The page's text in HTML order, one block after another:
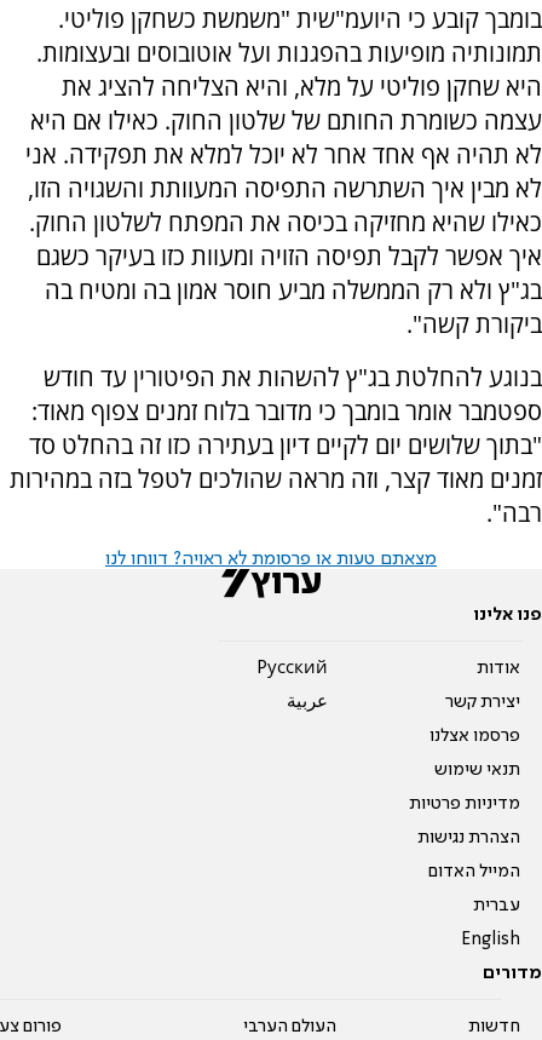
בומבך קובע כי היועמ"שית "משמשת כשחקן פוליטי.
תמונותיה מופיעות בהפגנות ועל אוטובוסים ובעצומות.
היא שחקן פוליטי על מלא, והיא הצליחה להציג את
עצמה כשומרת החותם של שלטון החוק. כאילו אם היא
לא תהיה אף אחד אחר לא יוכל למלא את תפקידה. אני
לא מבין איך השתרשה התפיסה המעוותת והשגויה הזו,
כאילו שהיא מחזיקה בכיסה את המפתח לשלטון החוק.
איך אפשר לקבל תפיסה הזויה ומעוות כזו בעיקר כשגם
בג"ץ ולא רק הממשלה מביע חוסר אמון בה ומטיח בה
ביקורת קשה".
בנוגע להחלטת בג"ץ להשהות את הפיטורין עד חודש
ספטמבר אומר בומבך כי מדובר בלוח זמנים צפוף מאוד:
"בתוך שלושים יום לקיים דיון בעתירה כזו זה בהחלט סד
זמנים מאוד קצר, וזה מראה שהולכים לטפל בזה במהירות
רבה".
מצאתם טעות או פרסומת לא ראויה? דווחו לנו
פנו אלינו
אודות
יצירת קשר
פרסמו אצלנו
תנאי שימוש
מדיניות פרטיות
הצהרת נגישות
המייל האדום
עברית
English
Pусский
عربية
מדורים
חדשות העולם הערבי פורום